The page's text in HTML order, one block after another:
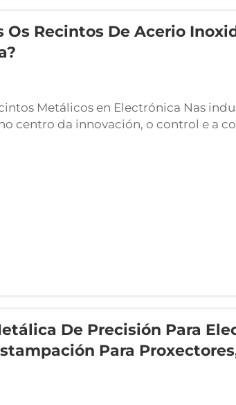
Os Recintos De Acerio
Metálicos en Electrónica Nas
centro da innovación, o control e a
De Precisión Para
Para